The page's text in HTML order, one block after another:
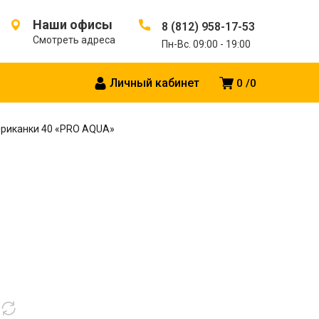
Наши офисы
Смотреть адреса
8 (812) 958-17-53
Пн-Вс. 09:00 - 19:00
0 0
Личный кабинет
40 «PRO AQUA»